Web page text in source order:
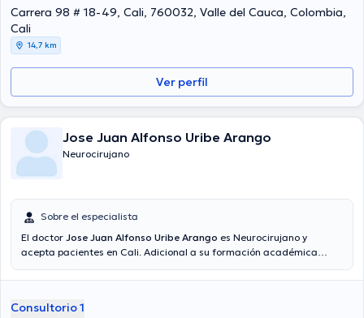
en abundantes conferencias con la finalidad de tener una
formación continua en su temática de especialización y ha
difundido importantes comunicados. Para finalizar, el profesional
de la salud puede hablar en Español.
Carrera 98 # 18-49, Cali, 760032, Valle del Cauca, Colombia,
Cali
14,7 km
Ver perfil
Jose Juan Alfonso Uribe Arango
Neurocirujano
Sobre el especialista
El doctor Jose Juan Alfonso Uribe Arango es Neurocirujano y
acepta pacientes en Cali. Adicional a su formación académica
especialidad. El Dr. tiene numerosos años de experiencia laboral en
como miembro de diversas asociaciones médicas. Jose Juan
Consultorio 1